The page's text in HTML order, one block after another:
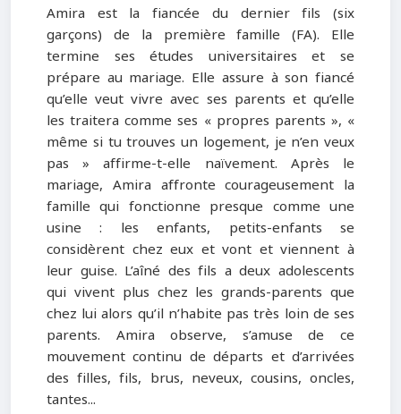
Amira est la fiancée du dernier fils (six
garçons) de la première famille (FA). Elle
termine ses études universitaires et se
prépare au mariage. Elle assure à son fiancé
qu’elle veut vivre avec ses parents et qu’elle
les traitera comme ses « propres parents », «
même si tu trouves un logement, je n’en veux
pas » affirme-t-elle naïvement. Après le
mariage, Amira affronte courageusement la
famille qui fonctionne presque comme une
usine : les enfants, petits-enfants se
considèrent chez eux et vont et viennent à
leur guise. L’aîné des fils a deux adolescents
qui vivent plus chez les grands-parents que
chez lui alors qu’il n’habite pas très loin de ses
parents. Amira observe, s’amuse de ce
mouvement continu de départs et d’arrivées
des filles, fils, brus, neveux, cousins, oncles,
tantes...